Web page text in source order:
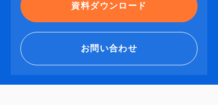
資料ダウンロード
お問い合わせ